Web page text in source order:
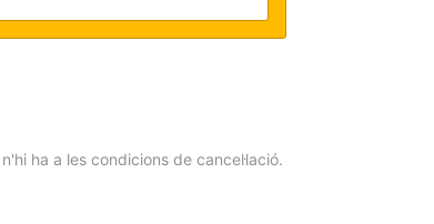
ha a les condicions de cancel·lació.